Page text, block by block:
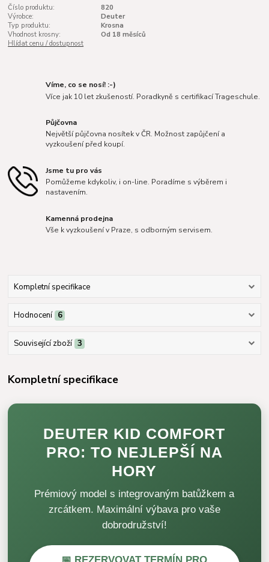
Číslo produktu:
820
Výrobce:
Deuter
Typ produktu:
Krosna
Vhodnost krosny:
Od 18 měsíců
Hlídat cenu / dostupnost
Víme, co se nosí! :-)
Více jak 10 let zkušeností. Poradkyně s certifikací Trageschule.
Půjčovna
Největší půjčovna nosítek v ČR. Možnost zapůjčení a
vyzkoušení před koupí.
Jsme tu pro vás
Pomůžeme kdykoliv, i on-line. Poradíme s výběrem i
nastavením.
Kamenná prodejna
Vše k vyzkoušení v Praze, s odborným servisem.
Kompletní specifikace
Hodnocení 6
Související zboží 3
Kompletní specifikace
DEUTER KID COMFORT
PRO: TO NEJLEPŠÍ NA
HORY
Prémiový model s integrovaným batůžkem a
zrcátkem. Maximální výbava pro vaše
dobrodružství!
📅 REZERVOVAT TERMÍN PRO